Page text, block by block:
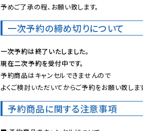
予めご了承の程、お願い致します。
一次予約の締め切りについて
一次予約は終了いたしました。
現在二次予約を受付中です。
予約商品はキャンセルできませんので
よくご検討いただいてからご予約をお願い致します
予約商品に関する注意事項